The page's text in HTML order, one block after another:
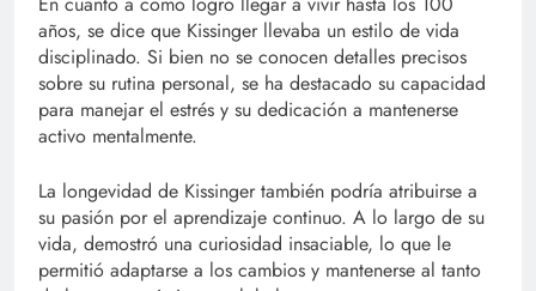
años, se dice que Kissinger llevaba un estilo de vida
disciplinado. Si bien no se conocen detalles precisos
sobre su rutina personal, se ha destacado su capacidad
para manejar el estrés y su dedicación a mantenerse
activo mentalmente.
La longevidad de Kissinger también podría atribuirse a
su pasión por el aprendizaje continuo. A lo largo de su
vida, demostró una curiosidad insaciable, lo que le
permitió adaptarse a los cambios y mantenerse al tanto